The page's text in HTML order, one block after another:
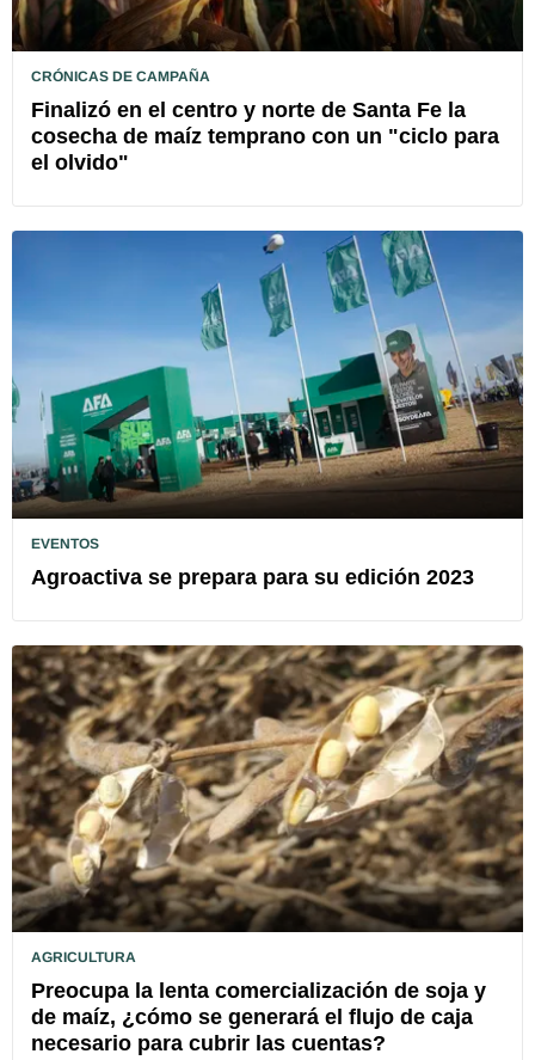
CRÓNICAS DE CAMPAÑA
Finalizó en el centro y norte de Santa Fe la
cosecha de maíz temprano con un "ciclo para
el olvido"
EVENTOS
Agroactiva se prepara para su edición 2023
AGRICULTURA
Preocupa la lenta comercialización de soja y
de maíz, ¿cómo se generará el flujo de caja
necesario para cubrir las cuentas?